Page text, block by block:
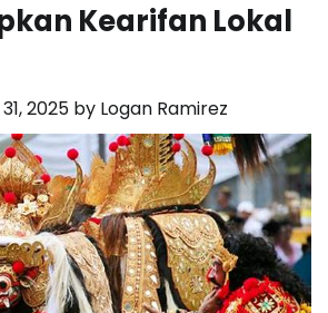
Kearifan Lokal
2025 by Logan Ramirez